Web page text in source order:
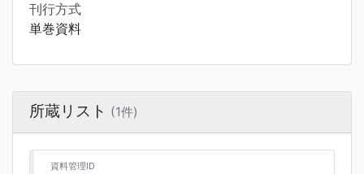
刊行方式
単巻資料
所蔵リスト (1件)
資料管理ID